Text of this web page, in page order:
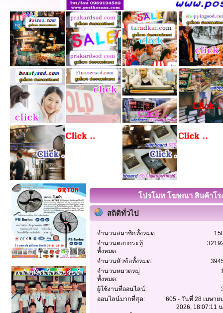
โปรโมท โฆษณา สินค้าโร
สถิติทั่วไป
จำนวนสมาชิกทั้งหมด:
จำนวนตอบกระทู้
ทั้งหมด:
จำนวนหัวข้อทั้งหมด:
จำนวนหมวดหมู่
ทั้งหมด:
ผู้ใช้งานที่ออนไลน์:
ออนไลน์มากที่สุด:
605 - วันที่ 28 เมษาย
2026, 18:07:11